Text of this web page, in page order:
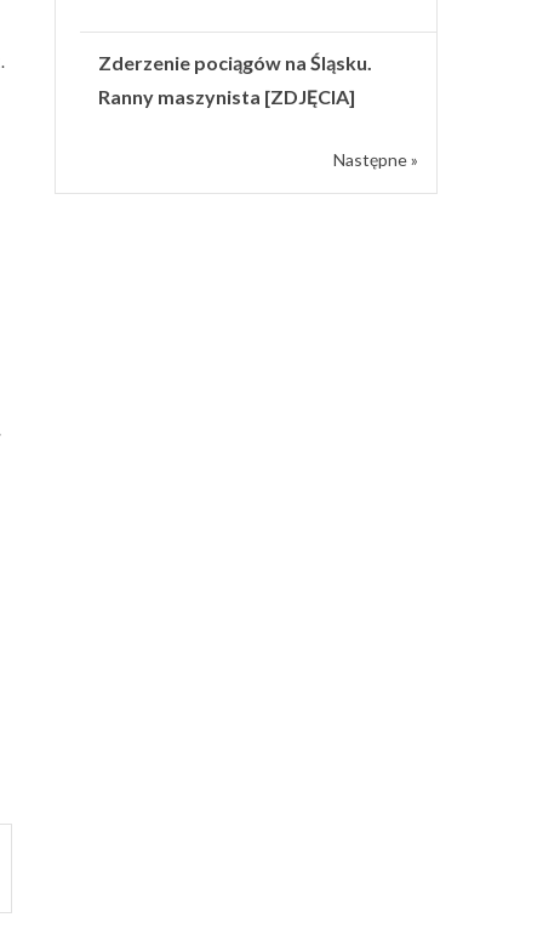
Zderzenie pociągów na Śląsku.
Ranny maszynista [ZDJĘCIA]
Następne »